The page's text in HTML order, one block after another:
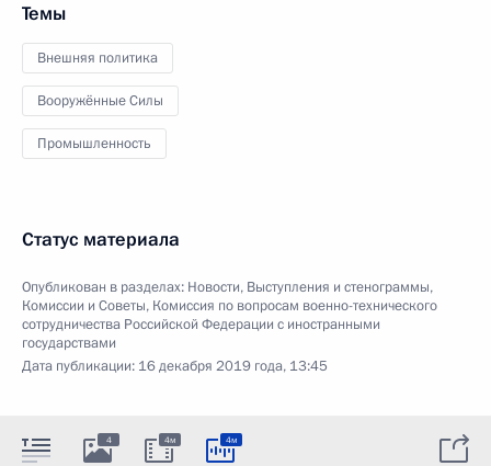
Темы
Внешняя политика
Вооружённые Силы
Промышленность
Статус материала
Опубликован в разделах: Новости, Выступления и стенограммы,
Комиссии и Советы, Комиссия по вопросам военно-технического
сотрудничества Российской Федерации с иностранными
государствами
Дата публикации: 16 декабря 2019 года, 13:45
4 4м 4м